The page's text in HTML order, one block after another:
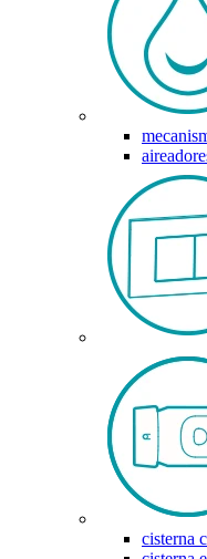
cisterna